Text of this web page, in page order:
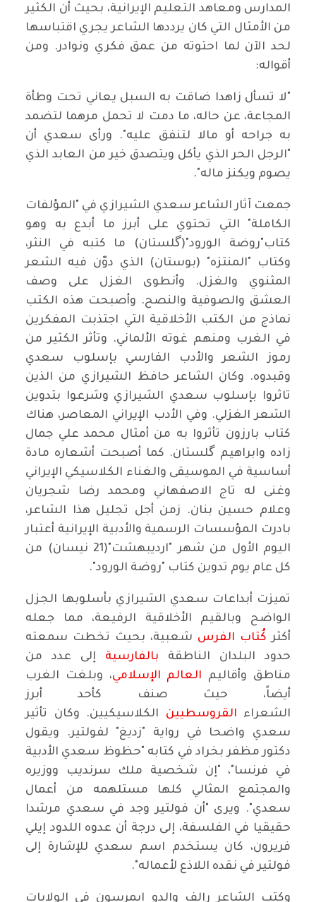
المدارس ومعاهد التعليم الإيرانية، بحيث أن الكثير
من الأمثال التي كان يرددها الشاعر يجري اقتباسها
لحد الآن لما احتوته من عمق فكري ونوادر. ومن
أقواله:
"لا تسأل زاهدا ضاقت به السبل يعاني تحت وطأة
المجاعة، عن حاله، ما دمت لا تحمل مرهما لتضمد
به جراحه أو مالا لتنفق عليه". ورأى سعدي أن
"الرجل الحر الذي يأكل ويتصدق خير من العابد الذي
يصوم ويكنز ماله".
جمعت آثار الشاعر سعدي الشيرازي في "المؤلفات
الكاملة" التي تحتوي على أبرز ما أبدع به وهو
كتاب"روضة الورود"(گلستان) ما كتبه في النثر،
وكتاب "المنتزه" (بوستان) الذي دوّن فيه الشعر
المثنوي والغزل. وأنطوى الغزل على وصف
العشق والصوفية والنصح. وأصبحت هذه الكتب
نماذج من الكتب الأخلاقية التي اجتذبت المفكرين
في الغرب ومنهم غوته الألماني. وتأثر الكثير من
رموز الشعر والأدب الفارسي بإسلوب سعدي
وقبدوه. وكان الشاعر حافظ الشيرازي من الذين
تاثروا بإسلوب سعدي الشيرازي وشرعوا بتدوين
الشعر الغزلي. وفي الأدب الإيراني المعاصر، هناك
كتاب بارزون تأثروا به من أمثال محمد علي جمال
زاده وابراهيم گلستان. كما أصبحت أشعاره مادة
أساسية في الموسيقى والغناء الكلاسيكي الإيراني
وغنى له تاج الاصفهاني ومحمد رضا شجريان
وعلام حسين بنان. زمن أجل تجليل هذا الشاعر،
بادرت المؤسسات الرسمية والأدبية الإيرانية أعتبار
اليوم الأول من شهر "ارديبهشت"(21 نيسان) من
كل عام يوم تدوين كتاب "روضة الورود".
تميزت أبداعات سعدي الشيرازي بأسلوبها الجزل
الواضح وبالقيم الأخلاقية الرفيعة، مما جعله
أكثر كُتاب الفرس شعبية، بحيث تخطت سمعته
حدود البلدان الناطقة بالفارسية إلى عدد من
مناطق وأقاليم العالم الإسلامي، وبلغت الغرب
أيضاً، حيث صنف كأحد أبرز
الشعراء القروسطيين الكلاسيكيين. وكان تأثير
سعدي واضحا في رواية "زديغ" لفولتير. ويقول
دكتور مظفر بخراد في كتابه "حظوظ سعدي الأدبية
في فرنسا"، "إن شخصية ملك سرنديب ووزيره
والمجتمع المثالي كلها مستلهمه من أعمال
سعدي". ويرى "أن فولتير وجد في سعدي مرشدا
حقيقيا في الفلسفة، إلى درجة أن عدوه اللدود إيلي
فريرون، كان يستخدم اسم سعدي للإشارة إلى
فولتير في نقده اللاذع لأعماله".
وكتب الشاعر رالف والدو إيمرسون في الولايات